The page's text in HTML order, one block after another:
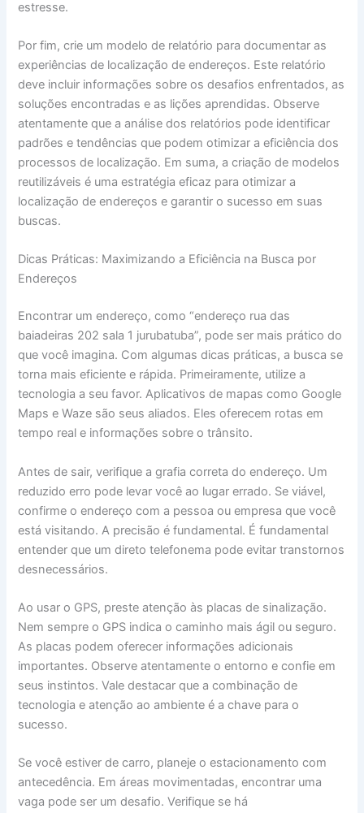
estresse.
Por fim, crie um modelo de relatório para documentar as
experiências de localização de endereços. Este relatório
deve incluir informações sobre os desafios enfrentados, as
soluções encontradas e as lições aprendidas. Observe
atentamente que a análise dos relatórios pode identificar
padrões e tendências que podem otimizar a eficiência dos
processos de localização. Em suma, a criação de modelos
reutilizáveis é uma estratégia eficaz para otimizar a
localização de endereços e garantir o sucesso em suas
buscas.
Dicas Práticas: Maximizando a Eficiência na Busca por
Endereços
Encontrar um endereço, como “endereço rua das
baiadeiras 202 sala 1 jurubatuba”, pode ser mais prático do
que você imagina. Com algumas dicas práticas, a busca se
torna mais eficiente e rápida. Primeiramente, utilize a
tecnologia a seu favor. Aplicativos de mapas como Google
Maps e Waze são seus aliados. Eles oferecem rotas em
tempo real e informações sobre o trânsito.
Antes de sair, verifique a grafia correta do endereço. Um
reduzido erro pode levar você ao lugar errado. Se viável,
confirme o endereço com a pessoa ou empresa que você
está visitando. A precisão é fundamental. É fundamental
entender que um direto telefonema pode evitar transtornos
desnecessários.
Ao usar o GPS, preste atenção às placas de sinalização.
Nem sempre o GPS indica o caminho mais ágil ou seguro.
As placas podem oferecer informações adicionais
importantes. Observe atentamente o entorno e confie em
seus instintos. Vale destacar que a combinação de
tecnologia e atenção ao ambiente é a chave para o
sucesso.
Se você estiver de carro, planeje o estacionamento com
antecedência. Em áreas movimentadas, encontrar uma
vaga pode ser um desafio. Verifique se há